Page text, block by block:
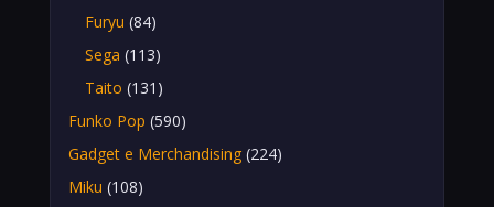
Furyu (84)
Sega (113)
Taito (131)
Funko Pop (590)
Gadget e Merchandising (224)
Miku (108)